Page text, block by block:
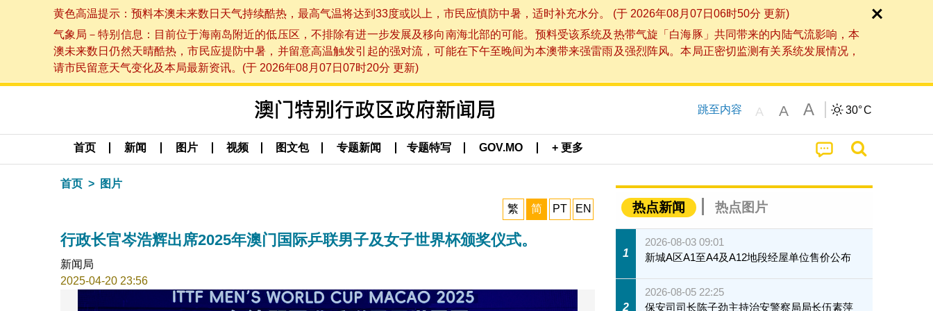
黄色高温提示：预料本澳未来数日天气持续酷热，最高气温将达到33度或以上，市民应慎防中暑，适时补充水分。 (于 2026年08月07日06时50分 更新)
气象局－特别信息：目前位于海南岛附近的低压区，不排除有进一步发展及移向南海北部的可能。预料受该系统及热带气旋「白海豚」共同带来的内陆气流影响，本
澳未来数日仍然天晴酷热，市民应提防中暑，并留意高温触发引起的强对流，可能在下午至晚间为本澳带来强雷雨及强烈阵风。本局正密切监测有关系统发展情况，
请市民留意天气变化及本局最新资讯。(于 2026年08月07日07时20分 更新)
跳至内容 A A A 30°C
首页 新闻 图片 视频 图文包 专题新闻 专题特写 GOV.MO + 更多
首页 图片
繁 简 PT EN
行政长官岑浩辉出席2025年澳门国际乒联男子及女子世界杯颁奖仪式。
新闻局
2025-04-20 23:56
热点新闻 热点图片
1
2026-08-03 09:01
新城A区A1至A4及A12地段经屋单位售价公布
2
2026-08-05 22:25
保安司司长陈子劲主持治安警察局局长伍素萍